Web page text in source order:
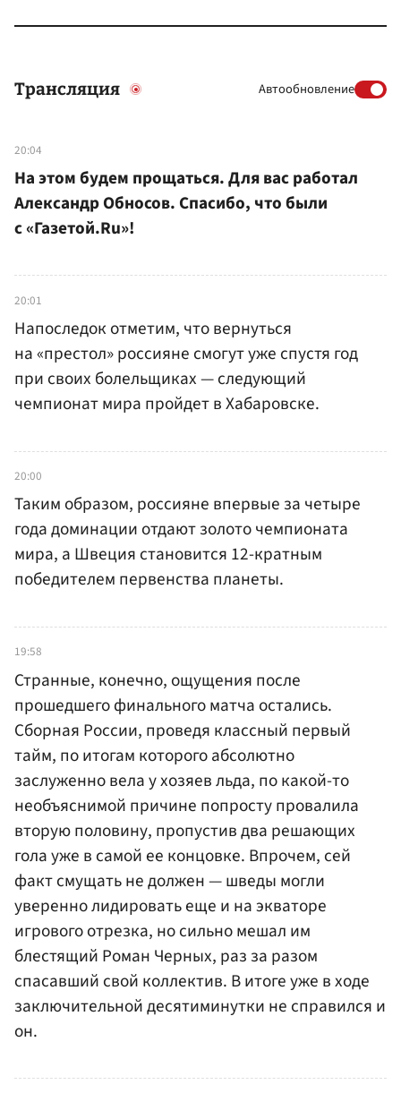
Трансляция Автообновление
20:04
На этом будем прощаться. Для вас работал
Александр Обносов. Спасибо, что были
с «Газетой.Ru»!
20:01
Напоследок отметим, что вернуться
на «престол» россияне смогут уже спустя год
при своих болельщиках — следующий
чемпионат мира пройдет в Хабаровске.
20:00
Таким образом, россияне впервые за четыре
года доминации отдают золото чемпионата
мира, а Швеция становится 12-кратным
победителем первенства планеты.
19:58
Странные, конечно, ощущения после
прошедшего финального матча остались.
Сборная России, проведя классный первый
тайм, по итогам которого абсолютно
заслуженно вела у хозяев льда, по какой-то
необъяснимой причине попросту провалила
вторую половину, пропустив два решающих
гола уже в самой ее концовке. Впрочем, сей
факт смущать не должен — шведы могли
уверенно лидировать еще и на экваторе
игрового отрезка, но сильно мешал им
блестящий Роман Черных, раз за разом
спасавший свой коллектив. В итоге уже в ходе
заключительной десятиминутки не справился и
он.